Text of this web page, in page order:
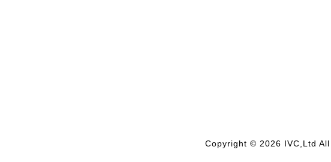
Copyright © 2026 IVC,Ltd